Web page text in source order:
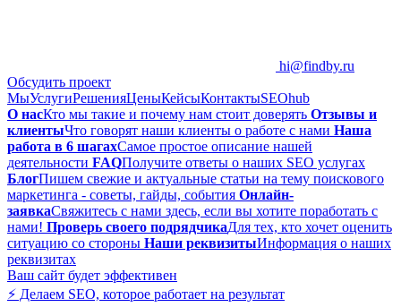
hi@findby.ru
Обсудить проект
МыУслугиРешенияЦеныКейсыКонтактыSEOhub
О насКто мы такие и почему нам стоит доверять Отзывы и
клиентыЧто говорят наши клиенты о работе с нами Наша
работа в 6 шагахСамое простое описание нашей
деятельности FAQПолучите ответы о наших SEO услугах
БлогПишем свежие и актуальные статьи на тему поискового
маркетинга - советы, гайды, события Онлайн-
заявкаСвяжитесь с нами здесь, если вы хотите поработать с
нами! Проверь своего подрядчикаДля тех, кто хочет оценить
ситуацию со стороны Наши реквизитыИнформация о наших
реквизитах
Ваш сайт будет эффективен
⚡ Делаем SEO, которое работает на результат